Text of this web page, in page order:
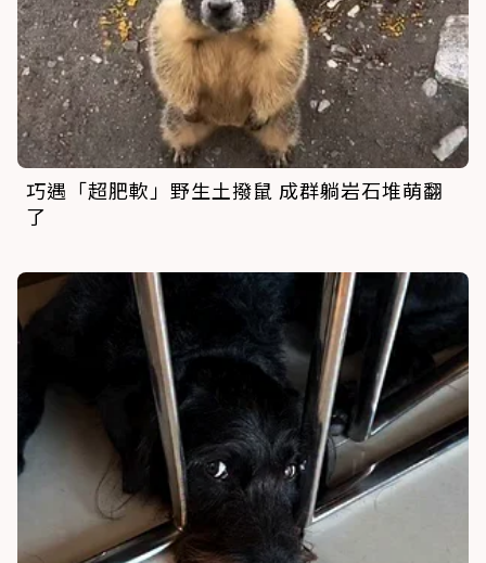
巧遇「超肥軟」野生土撥鼠 成群躺岩石堆萌翻
了